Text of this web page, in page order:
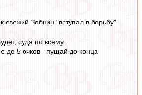
свежий Зобнин "вступал в борьбу"
судя по всему.
до 5 очков - пущай до конца